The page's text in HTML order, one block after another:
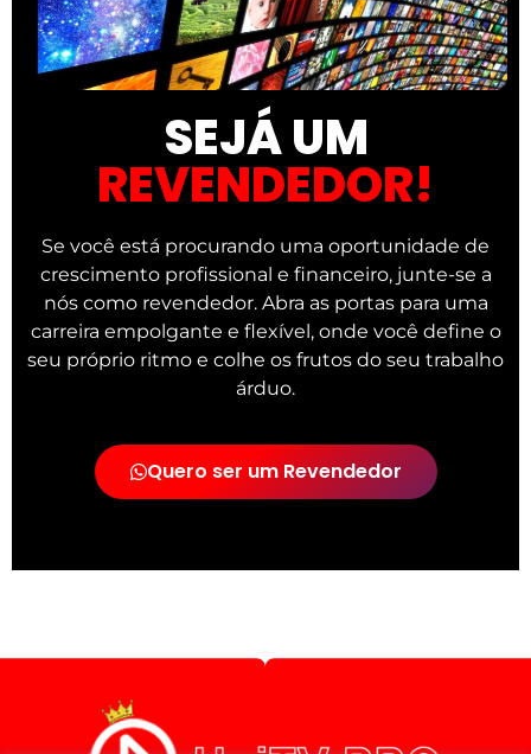
SEJÁ UM
REVENDEDOR!
Se você está procurando uma oportunidade de
crescimento profissional e financeiro, junte-se a
nós como revendedor. Abra as portas para uma
carreira empolgante e flexível, onde você define o
seu próprio ritmo e colhe os frutos do seu trabalho
árduo.
Quero ser um Revendedor